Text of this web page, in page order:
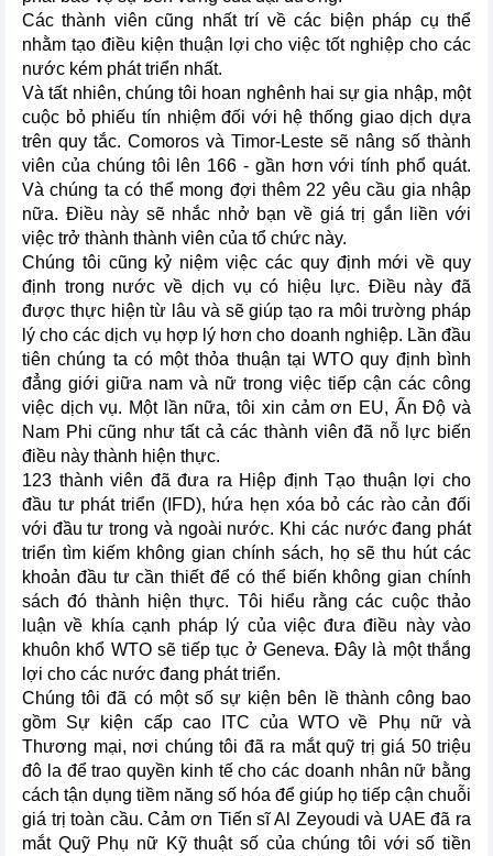
Các thành viên cũng nhất trí về các biện pháp cụ thể
nhằm tạo điều kiện thuận lợi cho việc tốt nghiệp cho các
nước kém phát triển nhất.
Và tất nhiên, chúng tôi hoan nghênh hai sự gia nhập, một
cuộc bỏ phiếu tín nhiệm đối với hệ thống giao dịch dựa
trên quy tắc. Comoros và Timor-Leste sẽ nâng số thành
viên của chúng tôi lên 166 - gần hơn với tính phổ quát.
Và chúng ta có thể mong đợi thêm 22 yêu cầu gia nhập
nữa. Điều này sẽ nhắc nhở bạn về giá trị gắn liền với
việc trở thành thành viên của tổ chức này.
Chúng tôi cũng kỷ niệm việc các quy định mới về quy
định trong nước về dịch vụ có hiệu lực. Điều này đã
được thực hiện từ lâu và sẽ giúp tạo ra môi trường pháp
lý cho các dịch vụ hợp lý hơn cho doanh nghiệp. Lần đầu
tiên chúng ta có một thỏa thuận tại WTO quy định bình
đẳng giới giữa nam và nữ trong việc tiếp cận các công
việc dịch vụ. Một lần nữa, tôi xin cảm ơn EU, Ấn Độ và
Nam Phi cũng như tất cả các thành viên đã nỗ lực biến
điều này thành hiện thực.
123 thành viên đã đưa ra Hiệp định Tạo thuận lợi cho
đầu tư phát triển (IFD), hứa hẹn xóa bỏ các rào cản đối
với đầu tư trong và ngoài nước. Khi các nước đang phát
triển tìm kiếm không gian chính sách, họ sẽ thu hút các
khoản đầu tư cần thiết để có thể biến không gian chính
sách đó thành hiện thực. Tôi hiểu rằng các cuộc thảo
luận về khía cạnh pháp lý của việc đưa điều này vào
khuôn khổ WTO sẽ tiếp tục ở Geneva. Đây là một thắng
lợi cho các nước đang phát triển.
Chúng tôi đã có một số sự kiện bên lề thành công bao
gồm Sự kiện cấp cao ITC của WTO về Phụ nữ và
Thương mại, nơi chúng tôi đã ra mắt quỹ trị giá 50 triệu
đô la để trao quyền kinh tế cho các doanh nhân nữ bằng
cách tận dụng tiềm năng số hóa để giúp họ tiếp cận chuỗi
giá trị toàn cầu. Cảm ơn Tiến sĩ Al Zeyoudi và UAE đã ra
mắt Quỹ Phụ nữ Kỹ thuật số của chúng tôi với số tiền